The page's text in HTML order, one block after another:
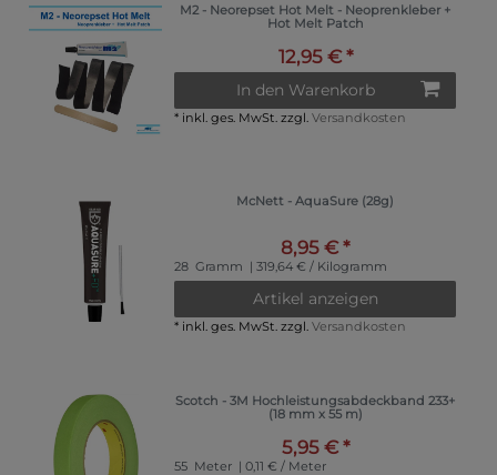
M2 - Neorepset Hot Melt - Neoprenkleber +
Hot Melt Patch
12,95 € *
In den Warenkorb
* inkl. ges. MwSt. zzgl.Versandkosten
McNett - AquaSure (28g)
8,95 € *
28 Gramm | 319,64 € / Kilogramm
Artikel anzeigen
* inkl. ges. MwSt. zzgl.Versandkosten
Scotch - 3M Hochleistungsabdeckband 233+
(18 mm x 55 m)
5,95 € *
55 Meter | 0,11 € / Meter